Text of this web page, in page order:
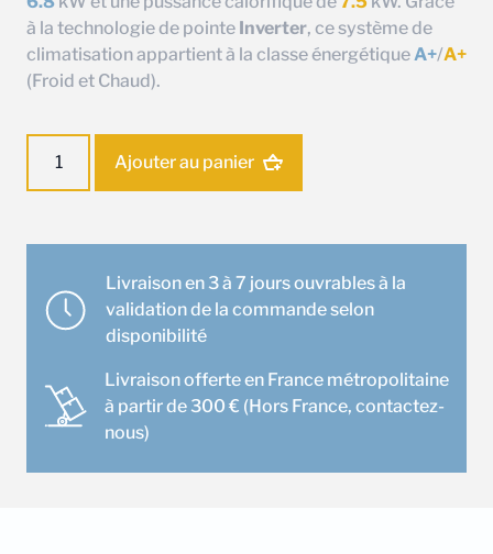
à la technologie de pointe Inverter, ce système de
climatisation appartient à la classe énergétique A+/A+
(Froid et Chaud).
Ensemble
Gainable
ADEAS71A
Ajouter au panier
Livraison en 3 à 7 jours ouvrables à la
validation de la commande selon
disponibilité
Livraison offerte en France métropolitaine
à partir de 300 € (Hors France, contactez-
nous)